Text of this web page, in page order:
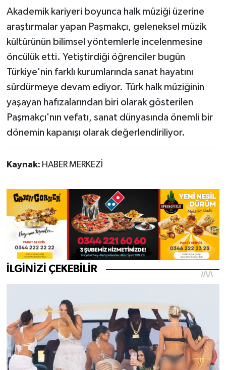
Akademik kariyeri boyunca halk müziği üzerine
araştırmalar yapan Paşmakçı, geleneksel müzik
kültürünün bilimsel yöntemlerle incelenmesine
öncülük etti. Yetiştirdiği öğrenciler bugün
Türkiye'nin farklı kurumlarında sanat hayatını
sürdürmeye devam ediyor. Türk halk müziğinin
yaşayan hafızalarından biri olarak gösterilen
Paşmakçı'nın vefatı, sanat dünyasında önemli bir
dönemin kapanışı olarak değerlendiriliyor.
Kaynak: HABER MERKEZİ